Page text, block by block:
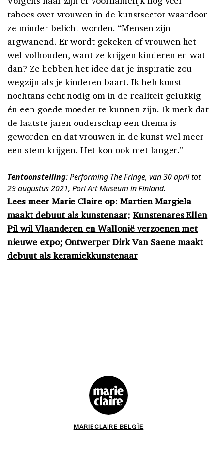
taboes over vrouwen in de kunstsector waardoor
ze minder belicht worden. “Mensen zijn
argwanend. Er wordt gekeken of vrouwen het
wel volhouden, want ze krijgen kinderen en wat
dan? Ze hebben het idee dat je inspiratie zou
wegzijn als je kinderen baart. Ik heb kunst
nochtans echt nodig om in de realiteit gelukkig
én een goede moeder te kunnen zijn. Ik merk dat
de laatste jaren ouderschap een thema is
geworden en dat vrouwen in de kunst wel meer
een stem krijgen. Het kon ook niet langer.”
Tentoonstelling: Performing The Fringe, van 30 april tot
29 augustus 2021, Pori Art Museum in Finland.
Lees meer Marie Claire op: Martien Margiela
maakt debuut als kunstenaar; Kunstenares Ellen
Pil wil Vlaanderen en Wallonië verzoenen met
nieuwe expo; Ontwerper Dirk Van Saene maakt
debuut als keramiekkunstenaar
MARIECLAIRE BELGÏE